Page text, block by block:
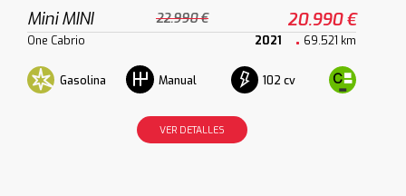
Mini MINI 22.990 € 20.990 €
One Cabrio 2021 69.521 km
Gasolina Manual 102 cv
VER DETALLES